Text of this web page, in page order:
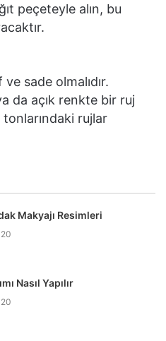
peçeteyle alın, bu
sade olmalıdır.
da açık renkte bir ruj
rujlar
Makyajı Resimleri
Nasıl Yapılır